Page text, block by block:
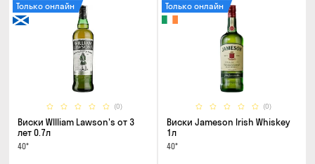
(0)
Только онлайн
Виски WIlliam Lawson's от 3
лет 0.7л
40°
(0)
Только онлайн
Виски Jameson Irish Whiskey
1л
40°